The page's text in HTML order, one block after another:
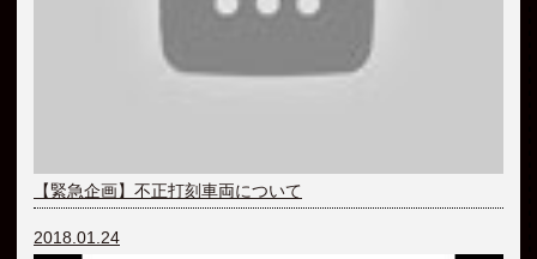
【緊急企画】不正打刻車両について
2018.01.24